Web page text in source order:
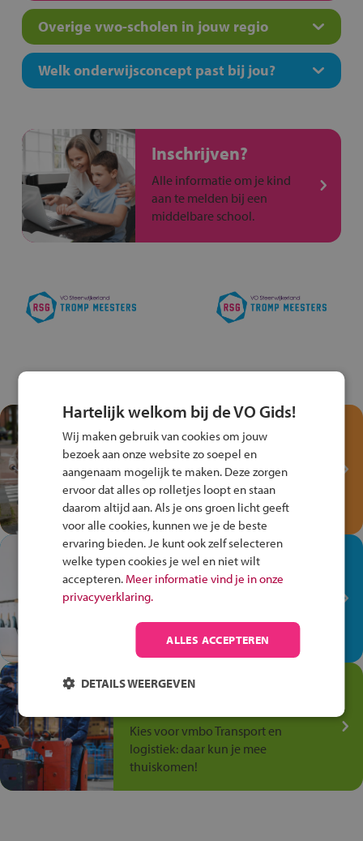
Overige vwo-scholen in jouw regio
Welk onderwijsconcept past bij jou?
Inschrijven?
Alle informatie om je kind
aan te melden bij een
middelbare school.
Test je kennis met het
Fiets Veilig
Verkeersspel!
Speel het Fiets Veilig Verkeersspel
en win een Cortina-fiets!
In de winkel ben je op je
plek!
Ontdek via het vmbo jouw talent
op de winkelvloer, waar elke dag
anders is!
Jouw talent in de
Kies voor vmbo Transport en
logistiek: daar kun je mee
thuiskomen!
Hartelijk welkom bij de VO Gids!
Wij maken gebruik van cookies om jouw
bezoek aan onze website zo soepel en
aangenaam mogelijk te maken. Deze zorgen
ervoor dat alles op rolletjes loopt en staan
daarom altijd aan. Als je ons groen licht geeft
voor alle cookies, kunnen we je de beste
ervaring bieden. Je kunt ook zelf selecteren
welke typen cookies je wel en niet wilt
accepteren. Meer informatie vind je in onze
privacyverklaring.
ALLES ACCEPTEREN
DETAILS WEERGEVEN